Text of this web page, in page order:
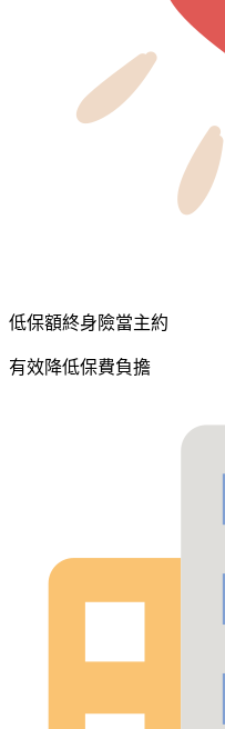
低保額終身險當主約
有效降低保費負擔